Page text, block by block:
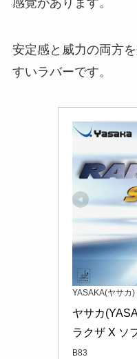
安定感と威力の両方
すいラバーです。
YASAKA(ヤサカ)
ヤサカ
ラクザ X ソ
B83